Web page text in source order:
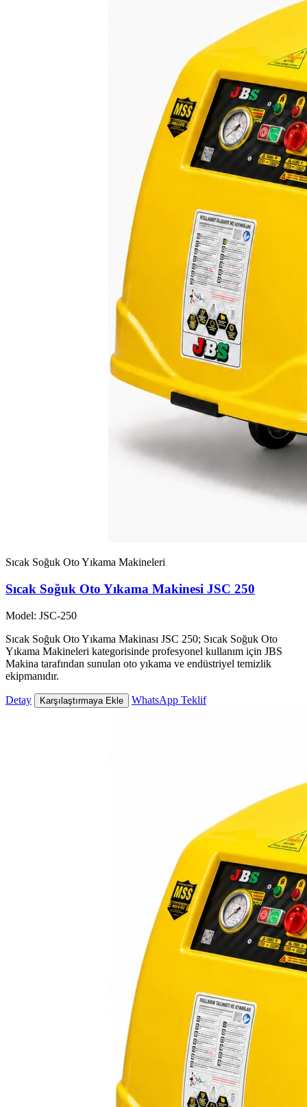
Sıcak Soğuk Oto Yıkama Makineleri
Sıcak Soğuk Oto Yıkama Makinesi JSC 250
Model: JSC-250
Sıcak Soğuk Oto Yıkama Makinası JSC 250; Sıcak Soğuk Oto
Yıkama Makineleri kategorisinde profesyonel kullanım için JBS
Makina tarafından sunulan oto yıkama ve endüstriyel temizlik
ekipmanıdır.
Detay Karşılaştırmaya Ekle WhatsApp Teklif